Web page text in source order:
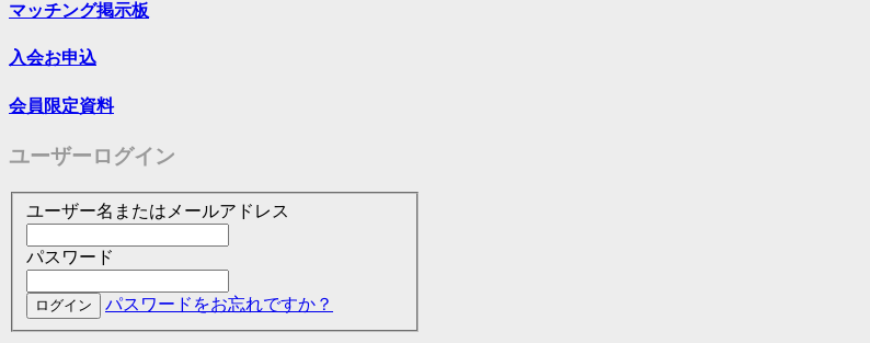
マッチング掲示板
入会お申込
会員限定資料
ユーザーログイン
ユーザー名またはメールアドレス
パスワード
パスワードをお忘れですか？